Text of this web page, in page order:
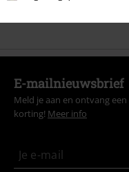
E-mailnieuwsbrief
Meld je aan en ontvang
korting! Meer info